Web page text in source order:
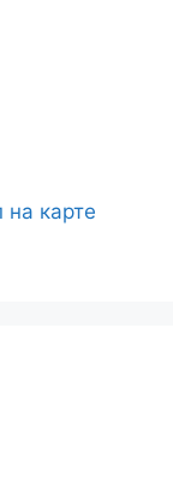
карте